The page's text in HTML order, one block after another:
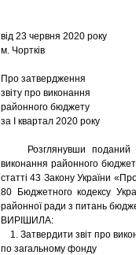
від 23
м. Чортків
Про затвердження
звіту про виконання
районного бюджету
за І квартал 2020 року
Розглянувши поданий
виконання районного
статті 43 Закону України
80 Бюджетного кодексу
районної ради з питань
ВИРІШИЛА:
1. Затвердити звіт про
по загальному фонду